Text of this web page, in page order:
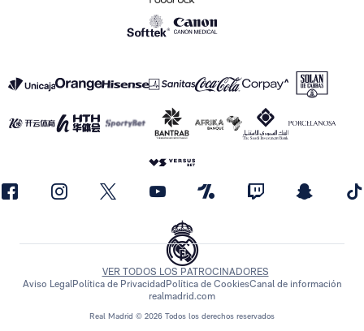
Real Madrid © 2026 Todos los derechos reservados
VER TODOS LOS PATROCINADORES
Aviso LegalPolítica de Privacidad Política de CookiesCanal de información
realmadrid.com